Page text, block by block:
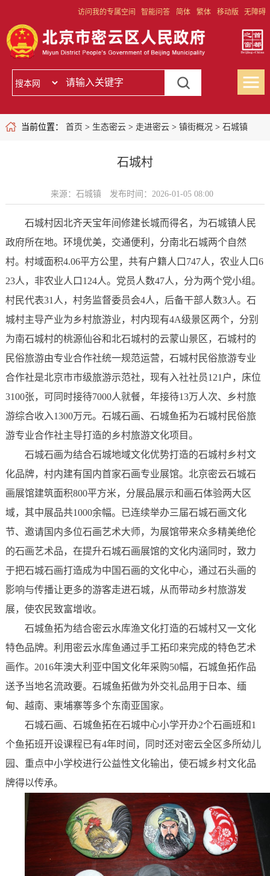
访问我的专属空间 智能问答 简体 繁体 移动版 无障碍
当前位置： 首页 > 生态密云> 走进密云> 镇街概况 > 石城镇
石城村
来源：石城镇 发布时间：2026-01-05 08:00
石城村因北齐天宝年间修建长城而得名，为石城镇人民
政府所在地。环境优美，交通便利，分南北石城两个自然
村。村域面积4.06平方公里，共有户籍人口747人，农业人口6
23人，非农业人口124人。党员人数47人，分为两个党小组。
村民代表31人，村务监督委员会4人，后备干部人数3人。石
城村主导产业为乡村旅游业，村内现有4A级景区两个，分别
为南石城村的桃源仙谷和北石城村的云蒙山景区，石城村的
民俗旅游由专业合作社统一规范运营，石城村民俗旅游专业
合作社是北京市市级旅游示范社，现有入社社员121户，床位
3100张，可同时接待7000人就餐，年接待13万人次、乡村旅
游综合收入1300万元。石城石画、石城鱼拓为石城村民俗旅
游专业合作社主导打造的乡村旅游文化项目。
石城石画为结合石城地域文化优势打造的石城村乡村文
化品牌，村内建有国内首家石画专业展馆。北京密云石城石
画展馆建筑面积800平方米，分展品展示和画石体验两大区
域，其中展品共1000余幅。已连续举办三届石城石画文化
节、邀请国内多位石画艺术大师，为展馆带来众多精美绝伦
的石画艺术品，在提升石城石画展馆的文化内涵同时，致力
于把石城石画打造成为中国石画的文化中心，通过石头画的
影响与传播让更多的游客走进石城，从而带动乡村旅游发
展，使农民致富增收。
石城鱼拓为结合密云水库渔文化打造的石城村又一文化
特色品牌。利用密云水库鱼通过手工拓印来完成的特色艺术
画作。2016年澳大利亚中国文化年采购50幅，石城鱼拓作品
送予当地名流政要。石城鱼拓做为外交礼品用于日本、缅
甸、越南、柬埔寨等多个东南亚国家。
石城石画、石城鱼拓在石城中心小学开办2个石画班和1
个鱼拓班开设课程已有4年时间，同时还对密云全区多所幼儿
园、重点中小学校进行公益性文化输出，使石城乡村文化品
牌得以传承。